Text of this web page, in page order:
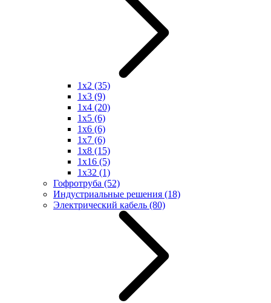
1x2 (35)
1x3 (9)
1x4 (20)
1x5 (6)
1x6 (6)
1x7 (6)
1x8 (15)
1x16 (5)
1x32 (1)
Гофротруба (52)
Индустриальные решения (18)
Электрический кабель (80)